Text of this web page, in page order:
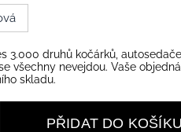
3.000 druhů kočárků,
všechny nevejdou. Vaše
skladu.
PŘIDAT DO KOŠÍKU